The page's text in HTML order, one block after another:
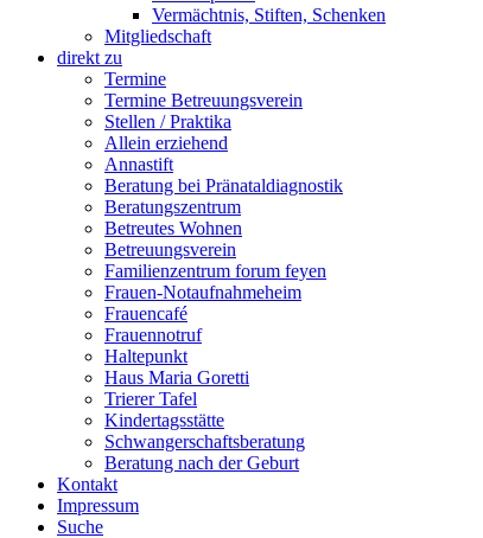
Vermächtnis, Stiften, Schenken
Mitgliedschaft
direkt zu
Termine
Termine Betreuungsverein
Stellen / Praktika
Allein erziehend
Annastift
Beratung bei Pränataldiagnostik
Beratungszentrum
Betreutes Wohnen
Betreuungsverein
Familienzentrum forum feyen
Frauen-Notaufnahmeheim
Frauencafé
Frauennotruf
Haltepunkt
Haus Maria Goretti
Trierer Tafel
Kindertagsstätte
Schwangerschaftsberatung
Beratung nach der Geburt
Kontakt
Impressum
Suche